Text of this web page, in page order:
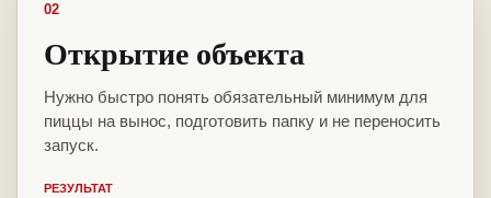
02
Открытие объекта
Нужно быстро понять обязательный минимум для
пиццы на вынос, подготовить папку и не переносить
запуск.
РЕЗУЛЬТАТ